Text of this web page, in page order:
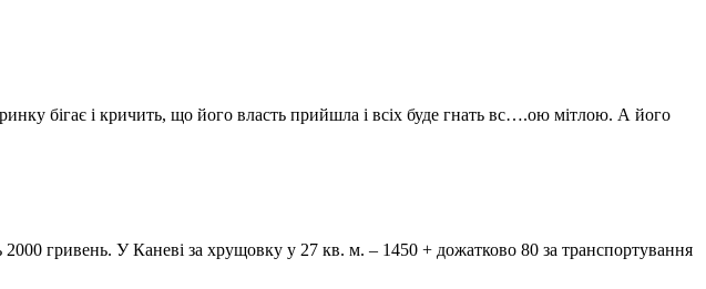
бігає і кричить, що його власть прийшла і всіх буде гнать вс….ою мітлою. А його
гривень. У Каневі за хрущовку у 27 кв. м. – 1450 + дожатково 80 за транспортування